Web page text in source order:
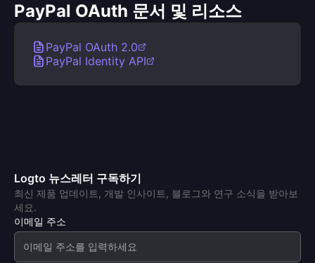
PayPal OAuth 문서 및 리소스
PayPal OAuth 2.0
PayPal Identity API
Logto 뉴스레터 구독하기
최신 제품 업데이트, 개발 인사이트, 블로그와 연구 소식을 받아보
세요.
이메일 주소